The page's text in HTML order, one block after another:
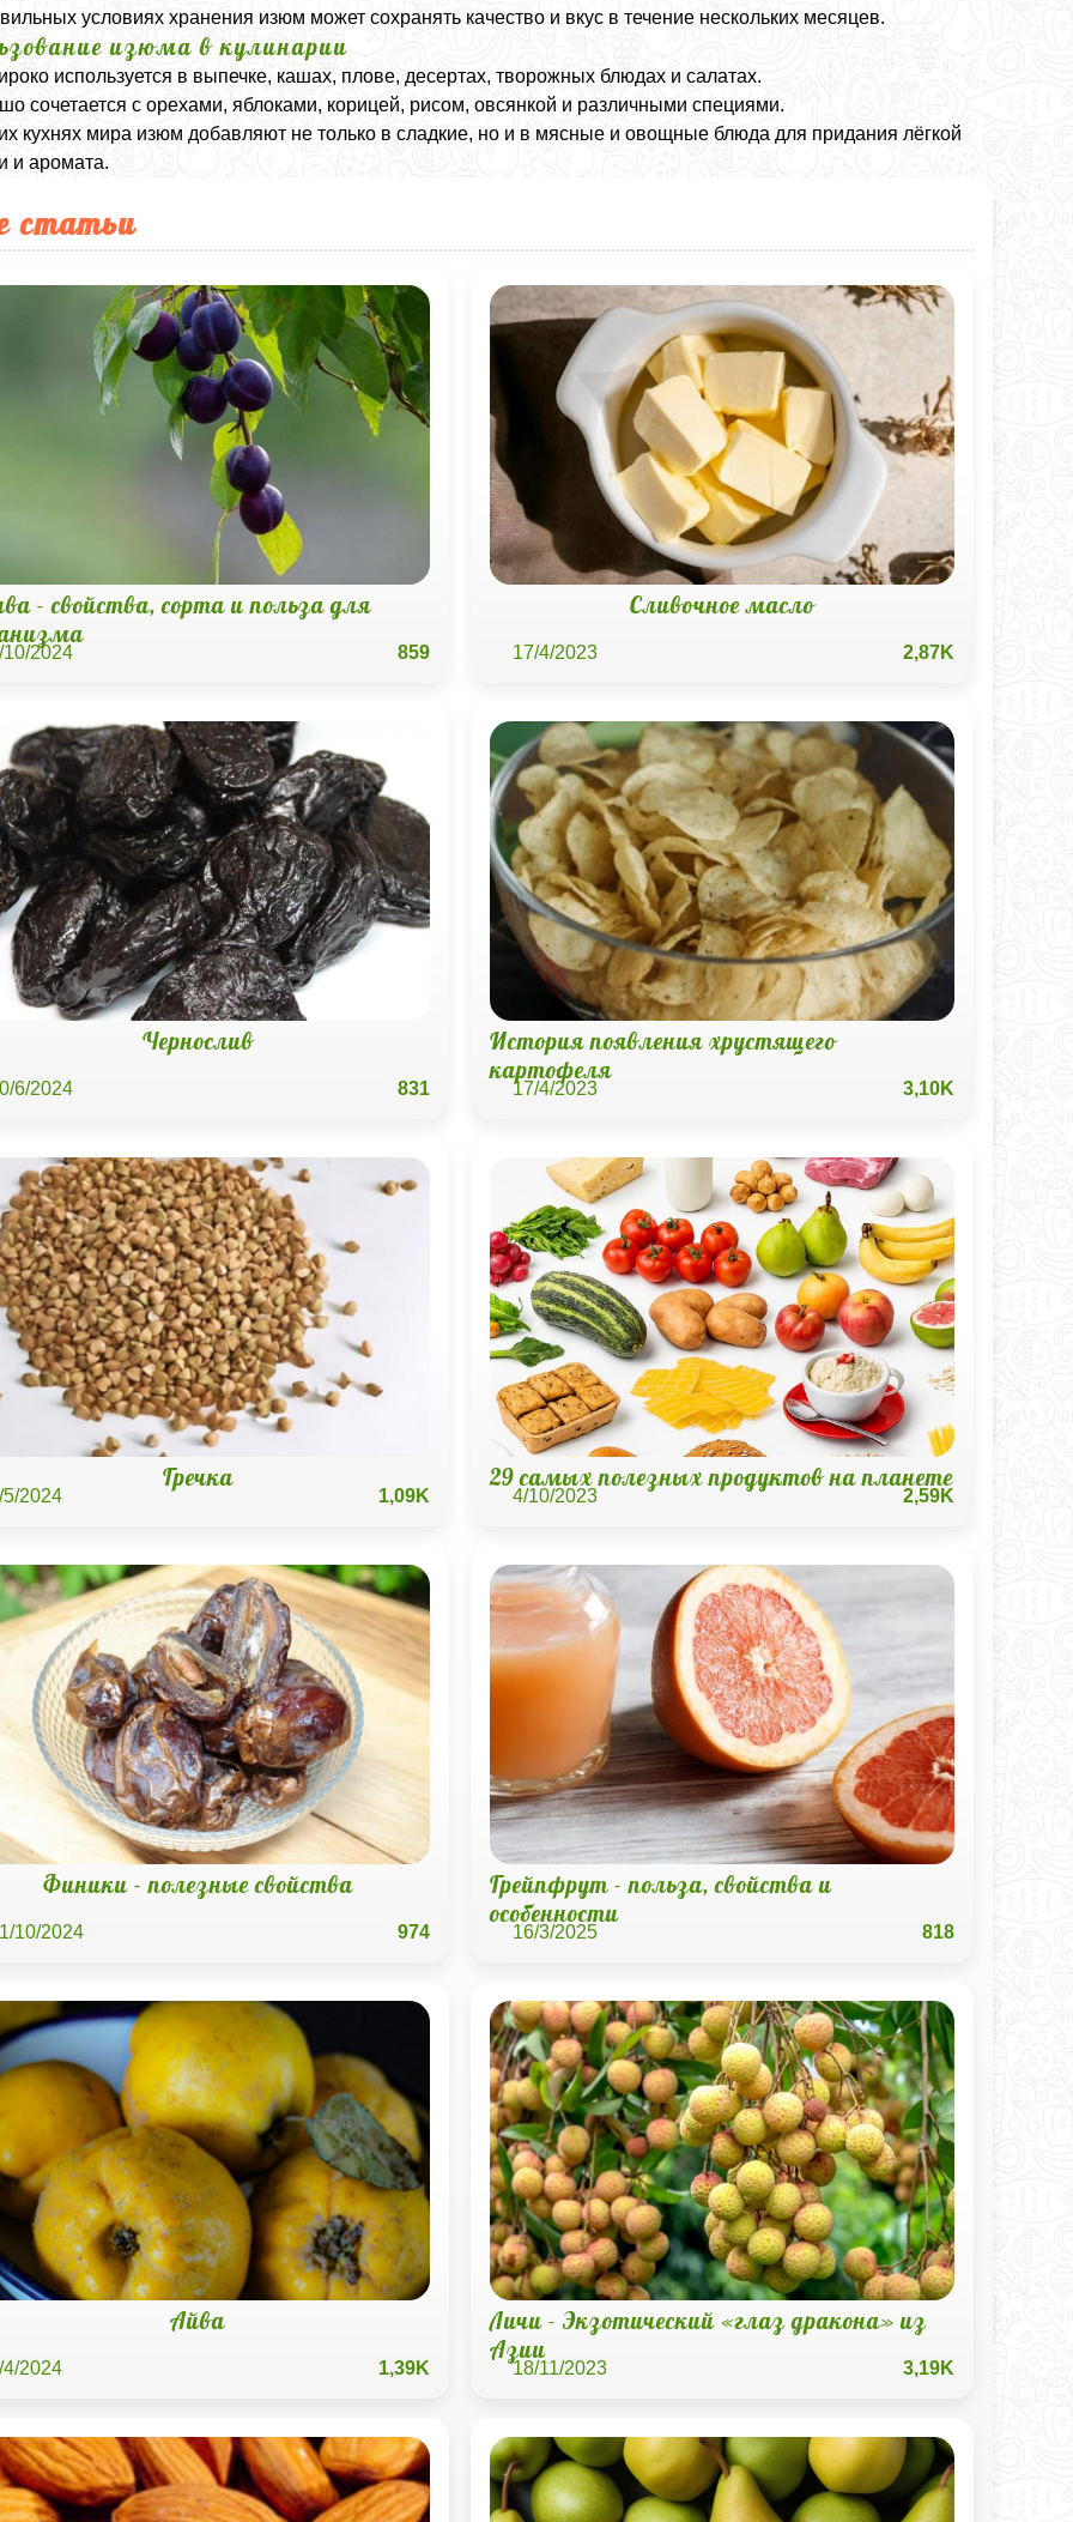
условиях хранения изюм может сохранять качество и вкус в течение нескольких месяцев.
изюма в кулинарии
используется в выпечке, кашах, плове, десертах, творожных блюдах и салатах.
сочетается с орехами, яблоками, корицей, рисом, овсянкой и различными специями.
кухнях мира изюм добавляют не только в сладкие, но и в мясные и овощные блюда для придания лёгкой
и аромата.
статьи
- свойства, сорта и польза для
10/2024 859
Сливочное масло
17/4/2023 2,87K
Чернослив
6/2024 831
История появления хрустящего
картофеля
17/4/2023 3,10K
Гречка
5/2024 1,09K
29 самых полезных продуктов на планете
4/10/2023 2,59K
Финики - полезные свойства
10/2024 974
Грейпфрут - польза, свойства и
особенности
16/3/2025 818
Айва
4/2024 1,39K
Личи - Экзотический «глаз дракона» из
Азии
18/11/2023 3,19K